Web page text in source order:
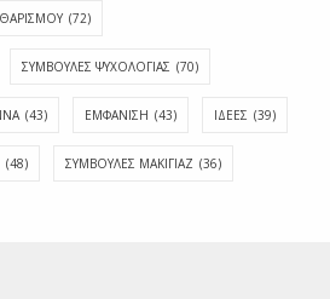
(72)
ΣΥΜΒΟΥΛΕΣ ΨΥΧΟΛΟΓΙΑΣ (70)
(43) ΕΜΦΆΝΙΣΗ (43) ΙΔΈΕΣ (39)
(48) ΣΥΜΒΟΥΛΈΣ ΜΑΚΙΓΙΆΖ (36)